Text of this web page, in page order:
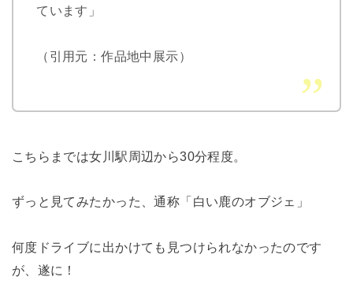
ています」
（引用元：作品地中展示）
こちらまでは女川駅周辺から30分程度。
ずっと見てみたかった、通称「白い鹿のオブジェ」
何度ドライブに出かけても見つけられなかったのです
が、遂に！